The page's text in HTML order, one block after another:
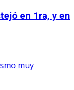
en 1ra, y en